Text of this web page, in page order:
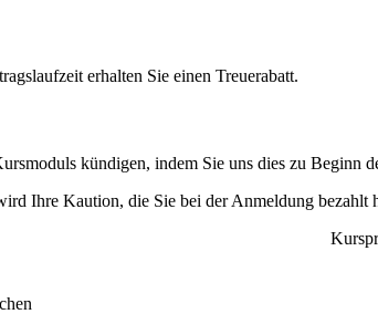
erhalten Sie einen Treuerabatt.
kündigen, indem Sie uns dies zu Beginn
Ihre Kaution, die Sie bei der Anmeldung bezahlt